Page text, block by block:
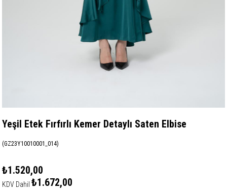
Yeşil Etek Fırfırlı Kemer Detaylı Saten Elbise
(GZ23Y10010001_014)
₺1.520,00
KDV Dahil ₺1.672,00